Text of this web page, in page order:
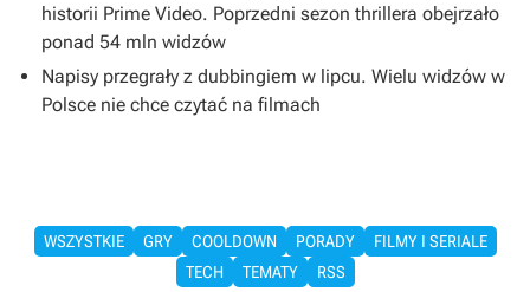
historii Prime Video. Poprzedni sezon thrillera obejrzało
ponad 54 mln widzów
Napisy przegrały z dubbingiem w lipcu. Wielu widzów w
Polsce nie chce czytać na filmach
WSZYSTKIE GRY COOLDOWN PORADY
FILMY I SERIALE
TECH
TEMATY RSS